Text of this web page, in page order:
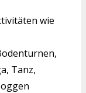
wie
Tanz,